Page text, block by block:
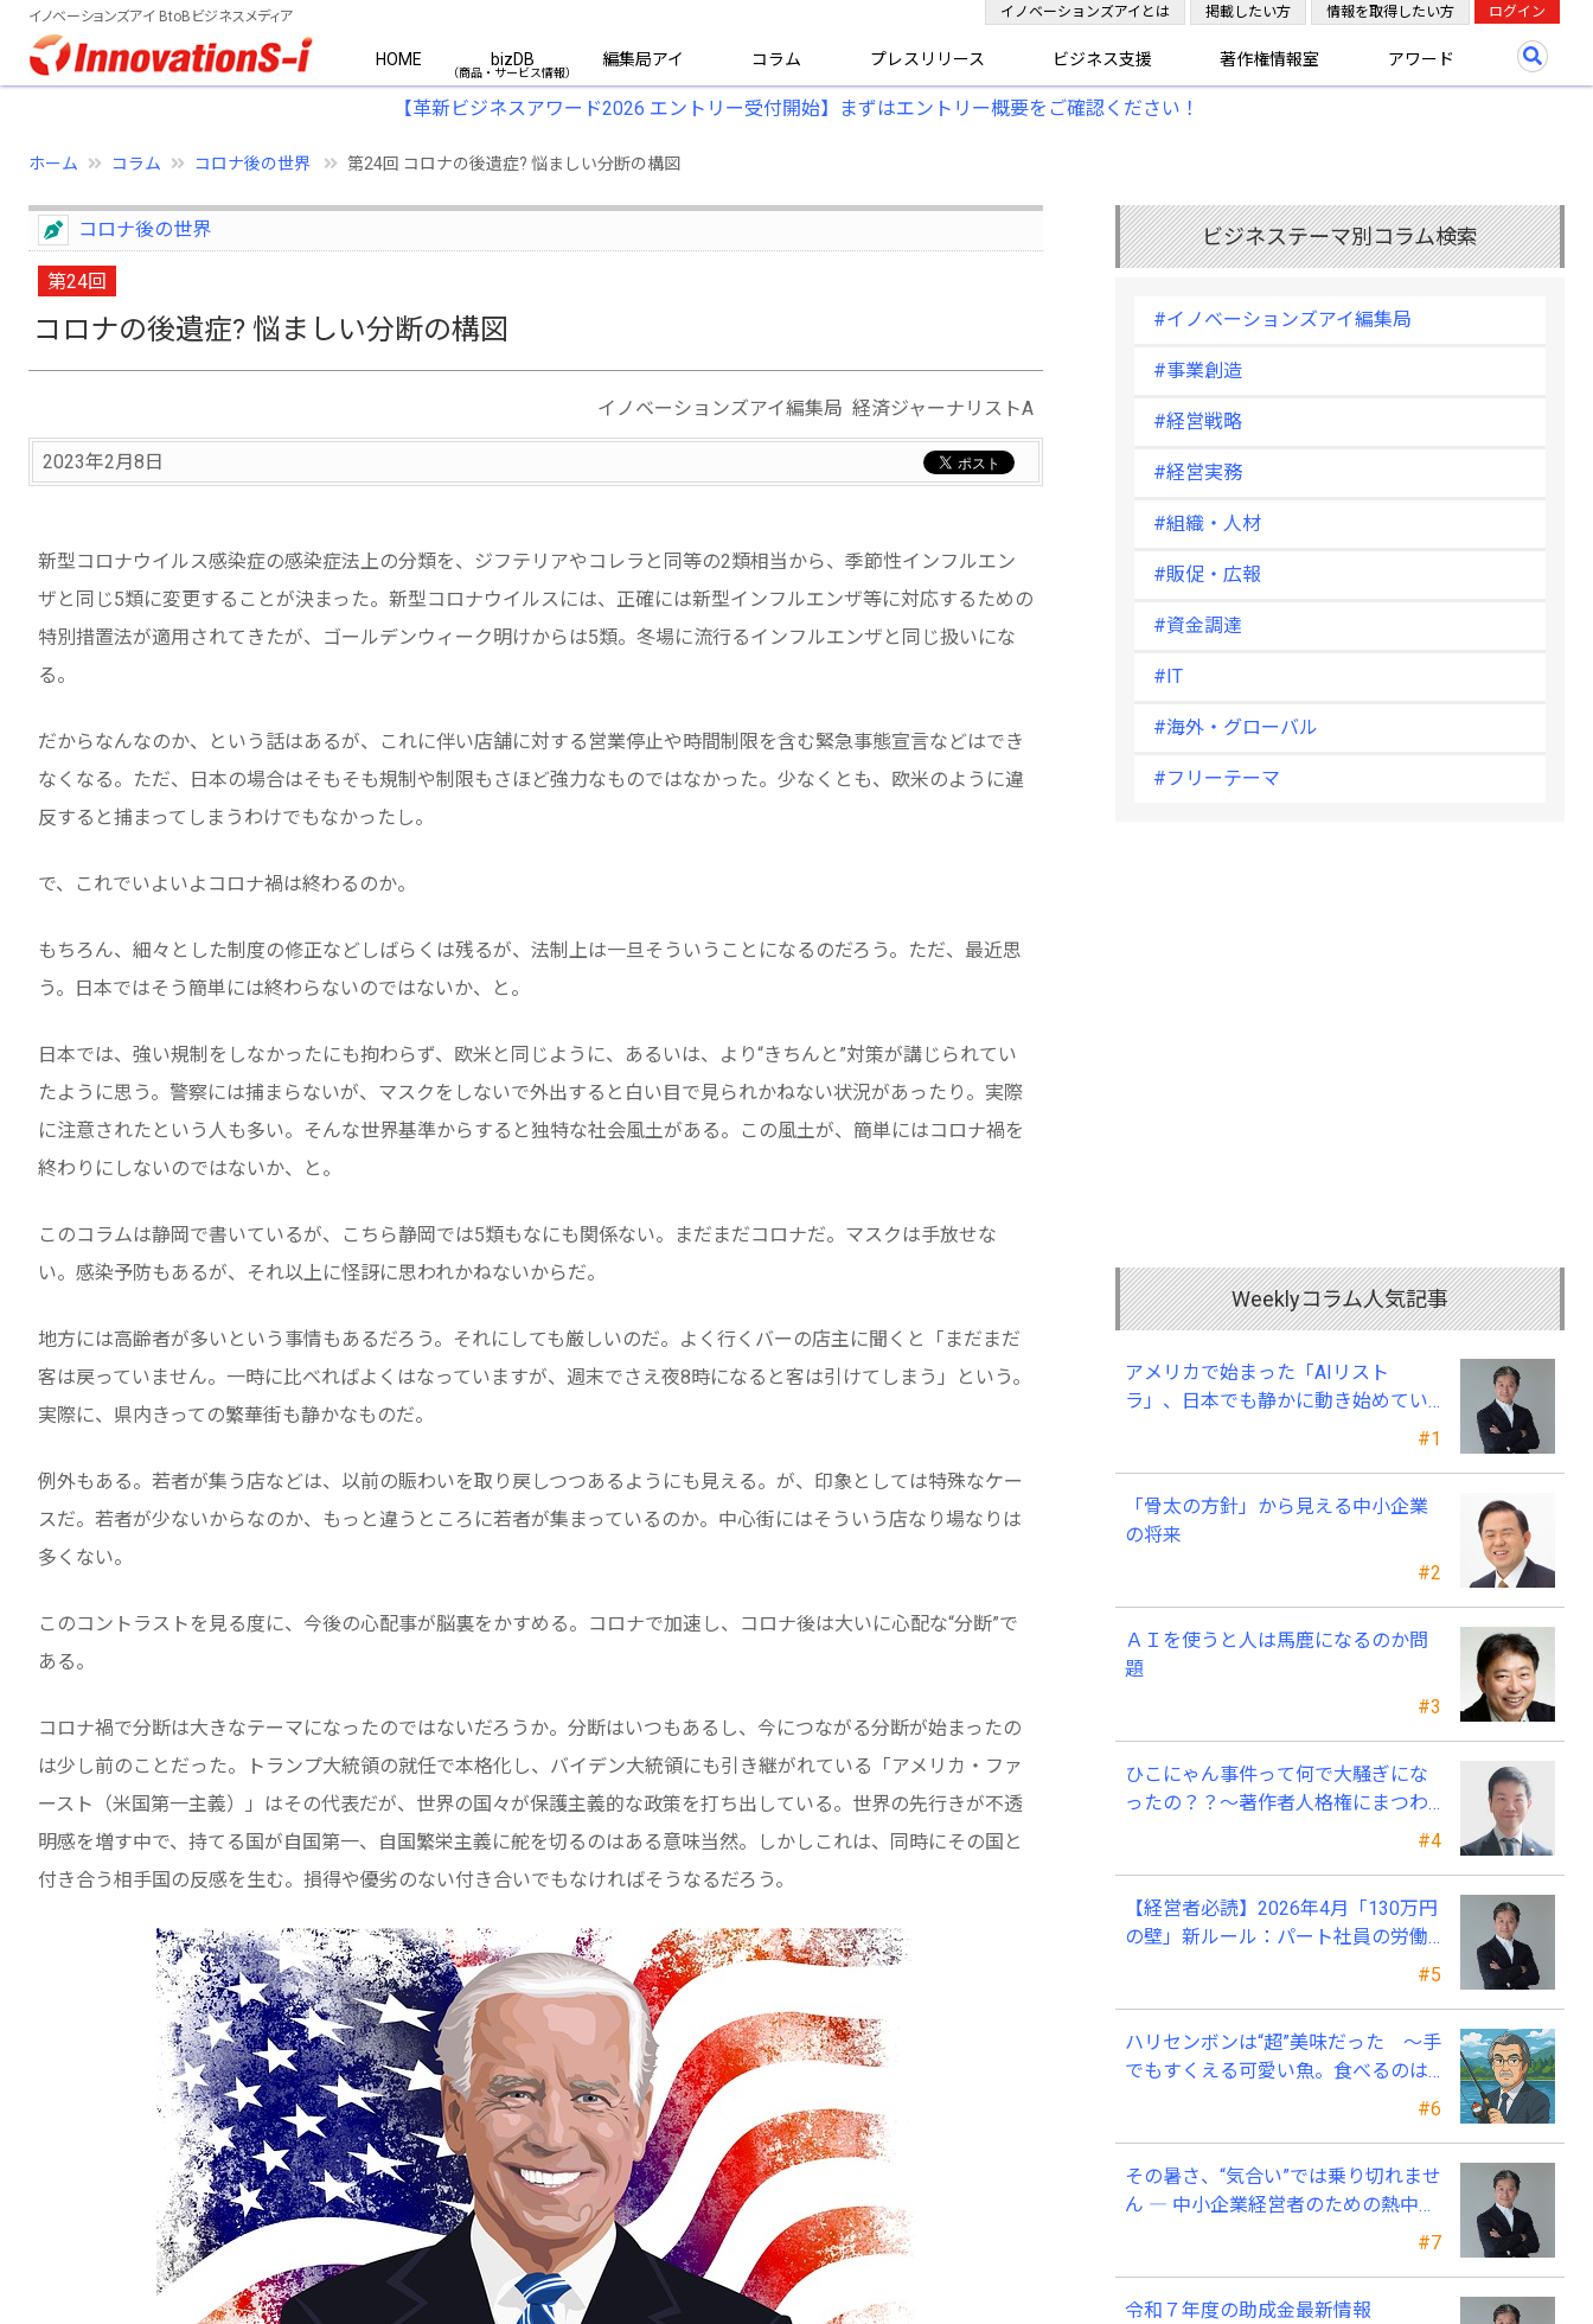
イノベーションズアイ BtoBビジネスメディア
HOME bizDB 編集局アイ コラム プレスリリース ビジネス支援 著作権情報室 アワード
イノベーションズアイとは 掲載したい方 情報を取得したい方 ログイン
【革新ビジネスアワード2026 エントリー受付開始】まずはエントリー概要をご確認ください！
ホーム コラム コロナ後の世界 第24回 コロナの後遺症? 悩ましい分断の構図
コロナ後の世界
第24回
コロナの後遺症? 悩ましい分断の構図
イノベーションズアイ編集局 経済ジャーナリストA
2023年2月8日
新型コロナウイルス感染症の感染症法上の分類を、ジフテリアやコレラと同等の2類相当から、季節性インフルエン
ザと同じ5類に変更することが決まった。新型コロナウイルスには、正確には新型インフルエンザ等に対応するための
特別措置法が適用されてきたが、ゴールデンウィーク明けからは5類。冬場に流行るインフルエンザと同じ扱いにな
る。
だからなんなのか、という話はあるが、これに伴い店舗に対する営業停止や時間制限を含む緊急事態宣言などはでき
なくなる。ただ、日本の場合はそもそも規制や制限もさほど強力なものではなかった。少なくとも、欧米のように違
反すると捕まってしまうわけでもなかったし。
で、これでいよいよコロナ禍は終わるのか。
もちろん、細々とした制度の修正などしばらくは残るが、法制上は一旦そういうことになるのだろう。ただ、最近思
う。日本ではそう簡単には終わらないのではないか、と。
日本では、強い規制をしなかったにも拘わらず、欧米と同じように、あるいは、より“きちんと”対策が講じられてい
たように思う。警察には捕まらないが、マスクをしないで外出すると白い目で見られかねない状況があったり。実際
に注意されたという人も多い。そんな世界基準からすると独特な社会風土がある。この風土が、簡単にはコロナ禍を
終わりにしないのではないか、と。
このコラムは静岡で書いているが、こちら静岡では5類もなにも関係ない。まだまだコロナだ。マスクは手放せな
い。感染予防もあるが、それ以上に怪訝に思われかねないからだ。
地方には高齢者が多いという事情もあるだろう。それにしても厳しいのだ。よく行くバーの店主に聞くと「まだまだ
客は戻っていません。一時に比べればよくはなっていますが、週末でさえ夜8時になると客は引けてしまう」という。
実際に、県内きっての繁華街も静かなものだ。
例外もある。若者が集う店などは、以前の賑わいを取り戻しつつあるようにも見える。が、印象としては特殊なケー
スだ。若者が少ないからなのか、もっと違うところに若者が集まっているのか。中心街にはそういう店なり場なりは
多くない。
このコントラストを見る度に、今後の心配事が脳裏をかすめる。コロナで加速し、コロナ後は大いに心配な“分断”で
ある。
コロナ禍で分断は大きなテーマになったのではないだろうか。分断はいつもあるし、今につながる分断が始まったの
は少し前のことだった。トランプ大統領の就任で本格化し、バイデン大統領にも引き継がれている「アメリカ・ファ
ースト（米国第一主義）」はその代表だが、世界の国々が保護主義的な政策を打ち出している。世界の先行きが不透
明感を増す中で、持てる国が自国第一、自国繁栄主義に舵を切るのはある意味当然。しかしこれは、同時にその国と
付き合う相手国の反感を生む。損得や優劣のない付き合いでもなければそうなるだろう。
ビジネステーマ別コラム検索
#イノベーションズアイ編集局
#事業創造
#経営戦略
#経営実務
#組織・人材
#販促・広報
#資金調達
#IT
#海外・グローバル
#フリーテーマ
Weeklyコラム人気記事
#1
アメリカで始まった「AIリスト
ラ」、日本でも静かに動き始めてい
る ～中小企業経営者が今、見直すべ
#2
「骨太の方針」から見える中小企業
の将来
#3
ＡＩを使うと人は馬鹿になるのか問
題
#4
ひこにゃん事件って何で大騒ぎにな
ったの？？～著作者人格権にまつわ
#5
【経営者必読】2026年4月「130万円
の壁」新ルール：パート社員の労働
条件通知書、今すぐ見直すべき理由
#6
ハリセンボンは“超”美味だった ～手
でもすくえる可愛い魚。食べるのは
#7
その暑さ、“気合い”では乗り切れませ
ん ― 中小企業経営者のための熱中症
令和７年度の助成金最新情報